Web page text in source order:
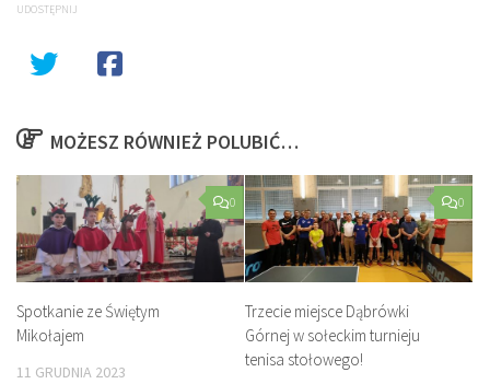
UDOSTĘPNIJ
MOŻESZ RÓWNIEŻ POLUBIĆ…
0
Spotkanie ze Świętym
Mikołajem
11 GRUDNIA 2023
0
Trzecie miejsce Dąbrówki
Górnej w sołeckim turnieju
tenisa stołowego!